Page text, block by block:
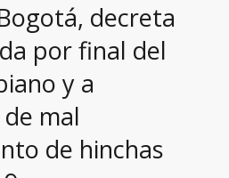
decreta
por final del
y a
mal
de hinchas